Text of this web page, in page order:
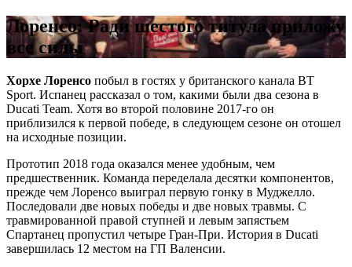
Лоренсо: Ради шестого титула приложу
все силы
Хорхе Лоренсо побыл в гостях у британского канала BT
Sport. Испанец рассказал о том, какими были два сезона в
Ducati Team. Хотя во второй половине 2017-го он
приблизился к первой победе, в следующем сезоне он отошел
на исходные позиции.
Прототип 2018 года оказался менее удобным, чем
предшественник. Команда переделала десятки компонентов,
прежде чем Лоренсо выиграл первую гонку в Муджелло.
Последовали две новых победы и две новых травмы. С
травмированной правой ступней и левым запястьем
Спартанец пропустил четыре Гран-При. История в Ducati
завершилась 12 местом на ГП Валенсии.